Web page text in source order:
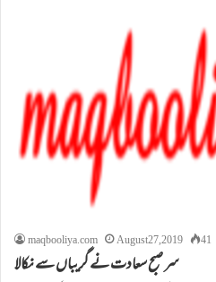
maqbooliya.com August 27, 2019 41
سر صبح سعادت نے گریباں سے نکالا